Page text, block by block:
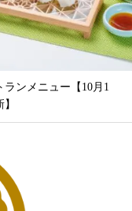
ランメニュー【10月1